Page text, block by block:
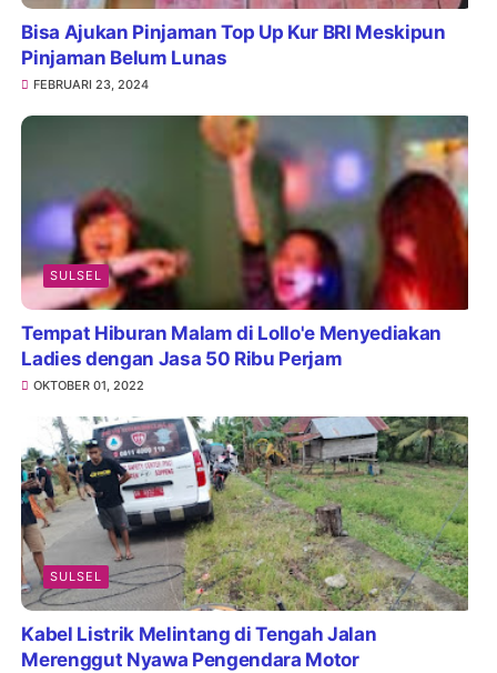
Bisa Ajukan Pinjaman Top Up Kur BRI Meskipun
Pinjaman Belum Lunas
FEBRUARI 23, 2024
SULSEL
Tempat Hiburan Malam di Lollo'e Menyediakan
Ladies dengan Jasa 50 Ribu Perjam
OKTOBER 01, 2022
SULSEL
Kabel Listrik Melintang di Tengah Jalan
Merenggut Nyawa Pengendara Motor